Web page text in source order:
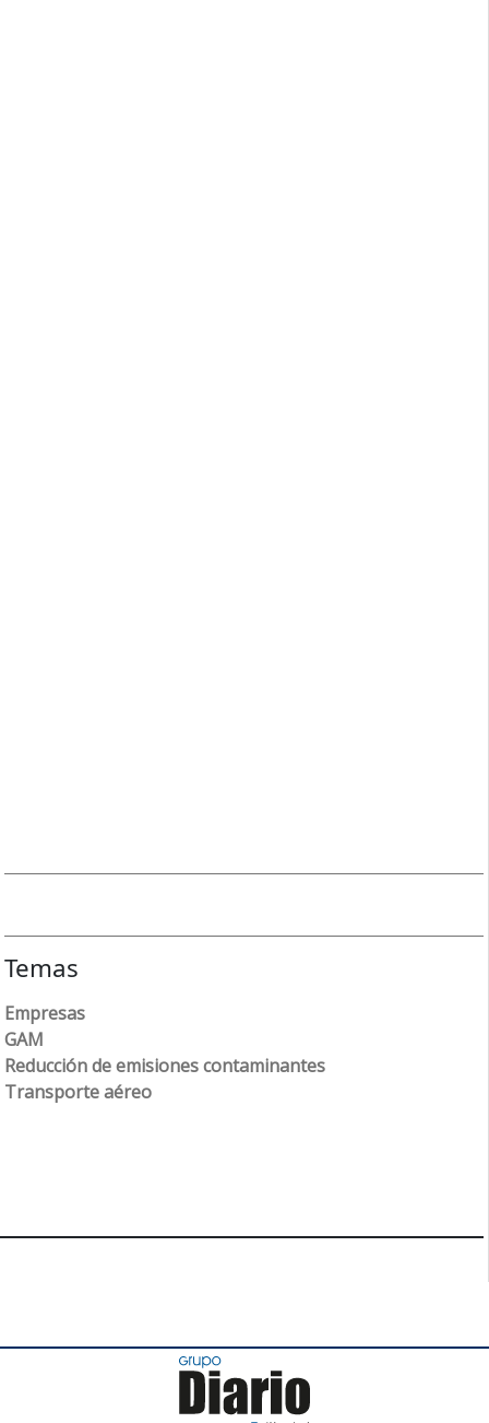
Temas
Empresas
GAM
Reducción de emisiones contaminantes
Transporte aéreo